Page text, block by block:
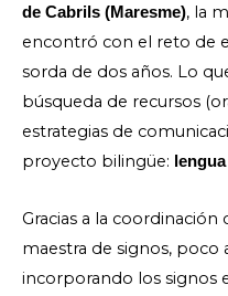
de Cabrils (Maresme), la
encontró con el reto de
sorda de dos años. Lo
búsqueda de recursos
estrategias de
proyecto bilingüe:
Gracias a la
maestra de signos, poco
incorporando los signos